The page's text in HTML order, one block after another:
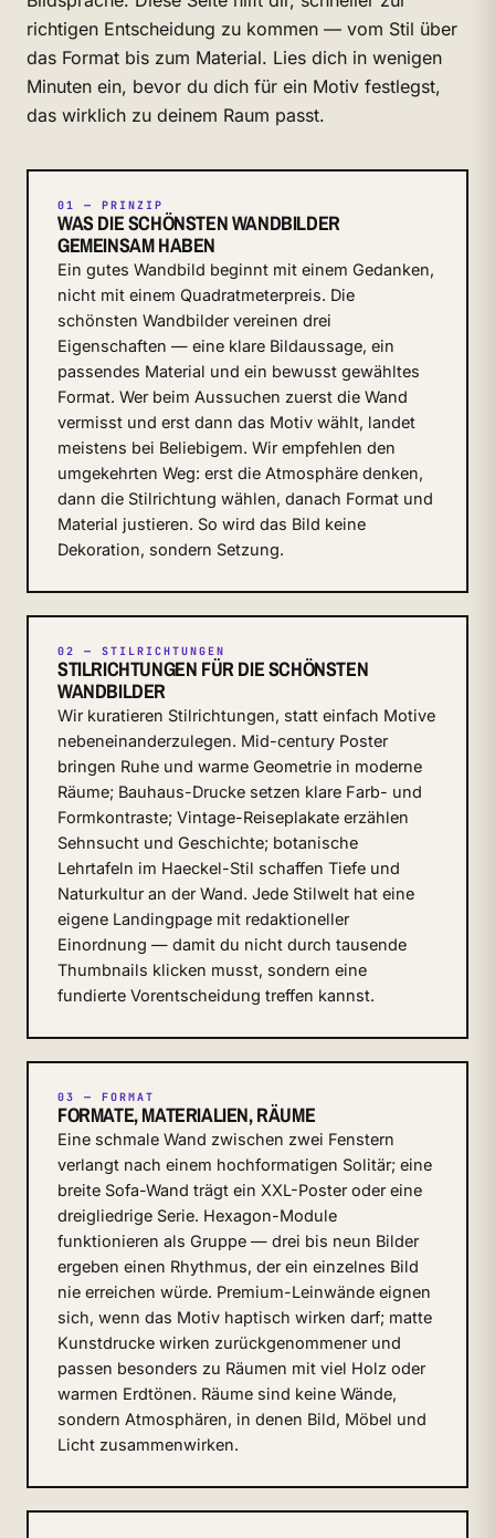
richtigen Entscheidung zu kommen — vom Stil über
das Format bis zum Material. Lies dich in wenigen
Minuten ein, bevor du dich für ein Motiv festlegst,
das wirklich zu deinem Raum passt.
01 — PRINZIP
WAS DIE SCHÖNSTEN WANDBILDER
GEMEINSAM HABEN
Ein gutes Wandbild beginnt mit einem Gedanken,
nicht mit einem Quadratmeterpreis. Die
schönsten Wandbilder vereinen drei
Eigenschaften — eine klare Bildaussage, ein
passendes Material und ein bewusst gewähltes
Format. Wer beim Aussuchen zuerst die Wand
vermisst und erst dann das Motiv wählt, landet
meistens bei Beliebigem. Wir empfehlen den
umgekehrten Weg: erst die Atmosphäre denken,
dann die Stilrichtung wählen, danach Format und
Material justieren. So wird das Bild keine
Dekoration, sondern Setzung.
02 — STILRICHTUNGEN
STILRICHTUNGEN FÜR DIE SCHÖNSTEN
WANDBILDER
Wir kuratieren Stilrichtungen, statt einfach Motive
nebeneinanderzulegen. Mid-century Poster
bringen Ruhe und warme Geometrie in moderne
Räume; Bauhaus-Drucke setzen klare Farb- und
Formkontraste; Vintage-Reiseplakate erzählen
Sehnsucht und Geschichte; botanische
Lehrtafeln im Haeckel-Stil schaffen Tiefe und
Naturkultur an der Wand. Jede Stilwelt hat eine
eigene Landingpage mit redaktioneller
Einordnung — damit du nicht durch tausende
Thumbnails klicken musst, sondern eine
fundierte Vorentscheidung treffen kannst.
03 — FORMAT
FORMATE, MATERIALIEN, RÄUME
Eine schmale Wand zwischen zwei Fenstern
verlangt nach einem hochformatigen Solitär; eine
breite Sofa-Wand trägt ein XXL-Poster oder eine
dreigliedrige Serie. Hexagon-Module
funktionieren als Gruppe — drei bis neun Bilder
ergeben einen Rhythmus, der ein einzelnes Bild
nie erreichen würde. Premium-Leinwände eignen
sich, wenn das Motiv haptisch wirken darf; matte
Kunstdrucke wirken zurückgenommener und
passen besonders zu Räumen mit viel Holz oder
warmen Erdtönen. Räume sind keine Wände,
sondern Atmosphären, in denen Bild, Möbel und
Licht zusammenwirken.